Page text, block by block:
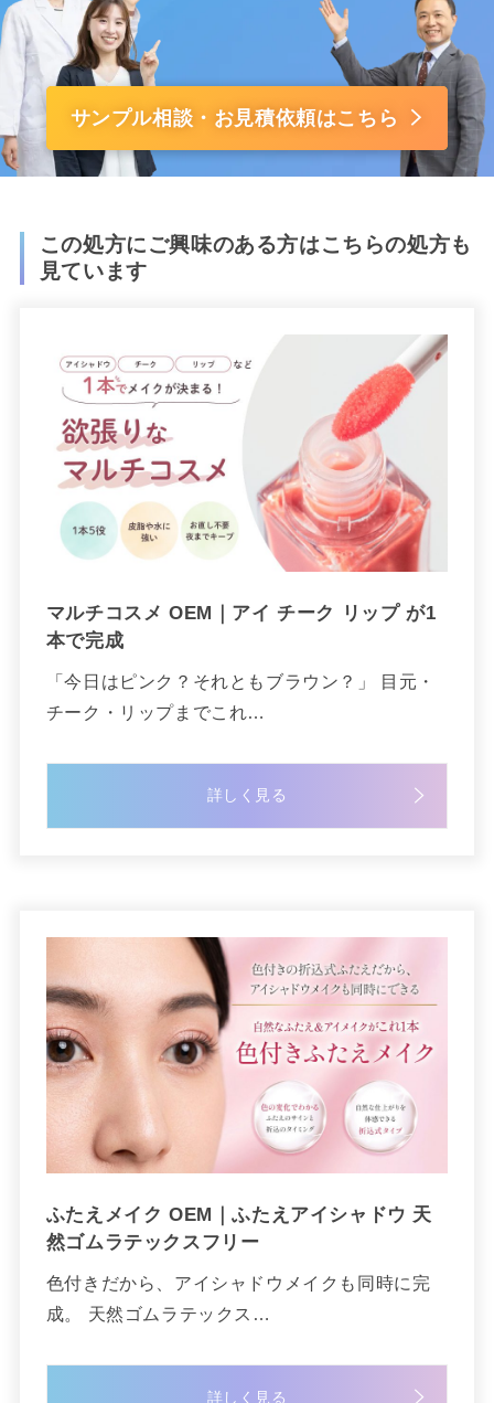
サンプル相談・お見積依頼はこちら
この処方にご興味のある方はこちらの処方も
見ています
マルチコスメ OEM｜アイ チーク リップ が1
本で完成
「今日はピンク？それともブラウン？」 目元・
チーク・リップまでこれ…
詳しく見る
ふたえメイク OEM｜ふたえアイシャドウ 天
然ゴムラテックスフリー
色付きだから、アイシャドウメイクも同時に完
成。 天然ゴムラテックス…
詳しく見る